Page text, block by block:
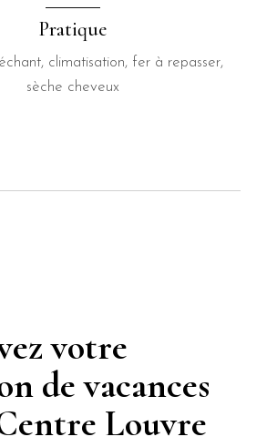
Pratique
climatisation, fer à repasser,
sèche cheveux
votre
de vacances
Louvre